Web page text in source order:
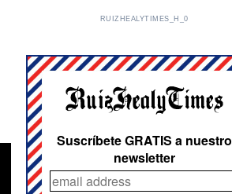
RUIZHEALYTIMES_H_0
Suscríbete GRATIS a nuestro
newsletter